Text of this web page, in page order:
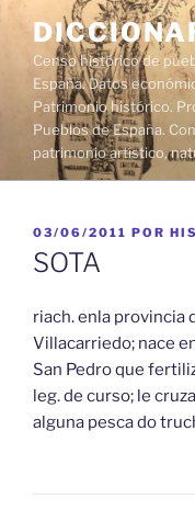
contenido
Censo histórico de
España. Datos
Patrimonio histórico.
Pueblos de España.
patrimonio artístico,
PUBLICADO
EL
03/06/2011 POR
SOTA
riach. enla provincia
Villacarriedo; nace
San Pedro que
leg. de curso; le
alguna pesca do